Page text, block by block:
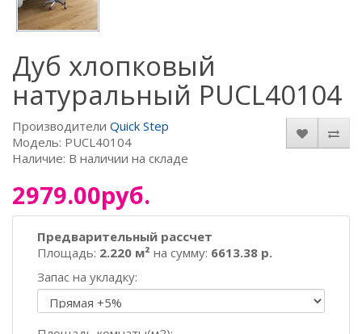
Дуб хлопковый
натуральный PUCL40104
Производители Quick Step
Модель: PUCL40104
Наличие: В наличии на складе
2979.00руб.
Предварительный рассчет
Площадь: 2.220 м² на сумму: 6613.38 р.
Запас на укладку: